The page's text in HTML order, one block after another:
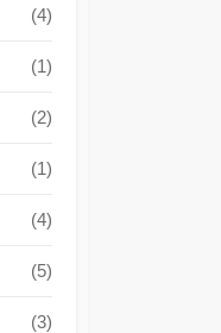
(4)
(1)
(2)
(1)
(4)
(5)
(3)